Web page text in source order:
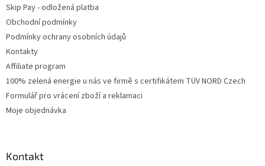
Skip Pay - odložená platba
Obchodní podmínky
Podmínky ochrany osobních údajů
Kontakty
Affiliate program
100% zelená energie u nás ve firmě s certifikátem TÜV NORD Czech
Formulář pro vrácení zboží a reklamaci
Moje objednávka
Kontakt